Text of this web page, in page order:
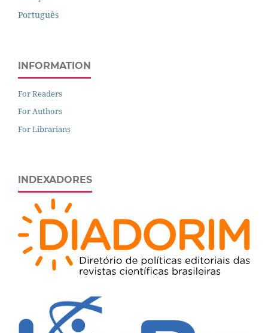
Português
INFORMATION
For Readers
For Authors
For Librarians
INDEXADORES